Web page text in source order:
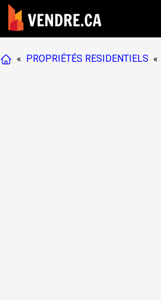
« PROPRIÉTÉS RESIDENTIELS «